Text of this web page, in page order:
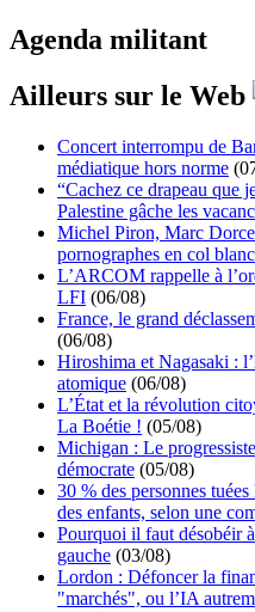
Agenda militant
Ailleurs sur le Web
Concert interrompu de
médiatique hors norme
“Cachez ce drapeau que
Palestine gâche les
Michel Piron, Marc
pornographes en col blanc
L’ARCOM rappelle à
LFI (06/08)
France, le grand
(06/08)
Hiroshima et Nagasaki :
atomique (06/08)
L’État et la révolution
La Boétie ! (05/08)
Michigan : Le
démocrate (05/08)
30 % des personnes
des enfants, selon une
Pourquoi il faut désobéir
gauche (03/08)
Lordon : Défoncer la
"marchés", ou l’IA